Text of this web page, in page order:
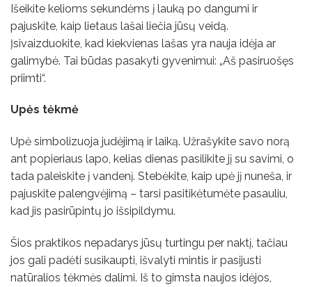
Išeikite kelioms sekundėms į lauką po dangumi ir
pajuskite, kaip lietaus lašai liečia jūsų veidą.
Įsivaizduokite, kad kiekvienas lašas yra nauja idėja ar
galimybė. Tai būdas pasakyti gyvenimui: „Aš pasiruošęs
priimti“.
Upės tėkmė
Upė simbolizuoja judėjimą ir laiką. Užrašykite savo norą
ant popieriaus lapo, kelias dienas pasilikite jį su savimi, o
tada paleiskite į vandenį. Stebėkite, kaip upė jį nuneša, ir
pajuskite palengvėjimą – tarsi pasitikėtumėte pasauliu,
kad jis pasirūpintų jo išsipildymu.
Šios praktikos nepadarys jūsų turtingu per naktį, tačiau
jos gali padėti susikaupti, išvalyti mintis ir pasijusti
natūralios tėkmės dalimi. Iš to gimsta naujos idėjos,